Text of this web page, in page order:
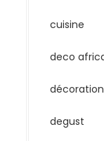
cuisine
deco
degust